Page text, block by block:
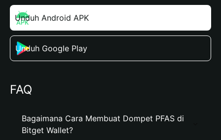
Unduh Android APK
Unduh Google Play
FAQ
Bagaimana Cara Membuat Dompet PFAS di
Bitget Wallet?